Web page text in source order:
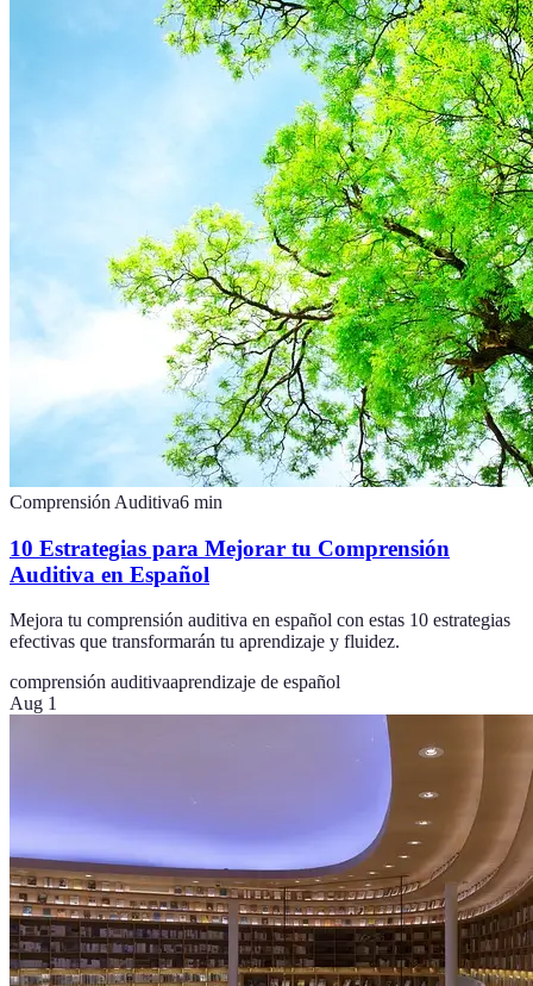
Comprensión Auditiva6 min
10 Estrategias para Mejorar tu Comprensión
Auditiva en Español
Mejora tu comprensión auditiva en español con estas 10 estrategias
efectivas que transformarán tu aprendizaje y fluidez.
comprensión auditivaaprendizaje de español
Aug 1